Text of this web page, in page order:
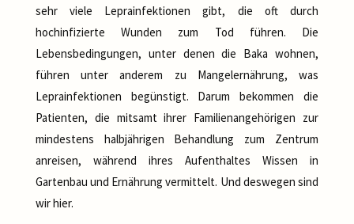
sehr viele Leprainfektionen gibt, die oft durch
hochinfizierte Wunden zum Tod führen. Die
Lebensbedingungen, unter denen die Baka wohnen,
führen unter anderem zu Mangelernährung, was
Leprainfektionen begünstigt. Darum bekommen die
Patienten, die mitsamt ihrer Familienangehörigen zur
mindestens halbjährigen Behandlung zum Zentrum
anreisen, während ihres Aufenthaltes Wissen in
Gartenbau und Ernährung vermittelt. Und deswegen sind
wir hier.